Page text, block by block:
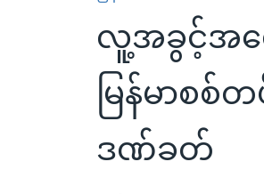
လူ့အခွင့်အရ
မြန်မာစစ်တ
ဒဏ်ခတ်